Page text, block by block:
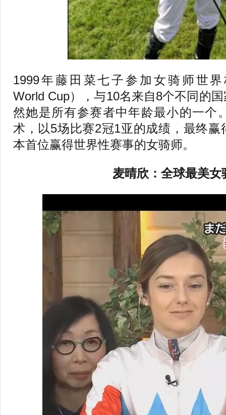
1999年藤田菜七子参加女骑师世界
World Cup），与10名来自8个不同的
然她是所有参赛者中年龄最小的一个
术，以5场比赛2冠1亚的成绩，最终
本首位赢得世界性赛事的女骑师。
麦晴欣：全球最美女